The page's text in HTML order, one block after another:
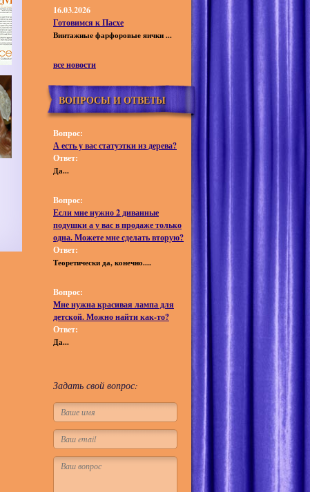
16.03.2026
Готовимся к Пасхе
Винтажные фарфоровые яички ...
все новости
ВОПРОСЫ И ОТВЕТЫ
Вопрос:
А есть у вас статуэтки из дерева?
Ответ:
Да...
Вопрос:
Если мне нужно 2 диванные
подушки а у вас в продаже только
одна. Можете мне сделать вторую?
Ответ:
Теоретически да, конечно....
Вопрос:
Мне нужна красивая лампа для
детской. Можно найти как-то?
Ответ:
Да...
Задать свой вопрос: